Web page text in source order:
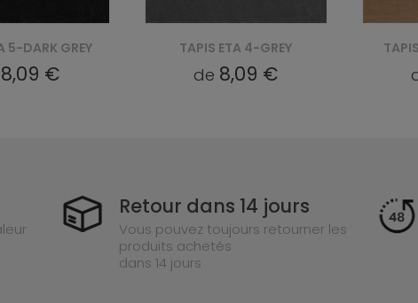
4-GREY
8,09 €
TAPIS ETA 1- - BEŻOWY
de 8,09 €
Retour dans 14 jours
Vous pouvez toujours retourner les
produits achetés
dans 14 jours